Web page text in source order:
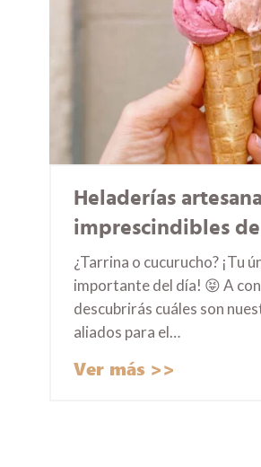
Heladerías
imprescindibles
¿Tarrina o cucurucho? ¡Tu
importante del día! 😝 A
descubrirás cuáles son
aliados para el…
Ver más